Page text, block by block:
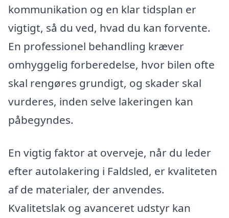
kommunikation og en klar tidsplan er
vigtigt, så du ved, hvad du kan forvente.
En professionel behandling kræver
omhyggelig forberedelse, hvor bilen ofte
skal rengøres grundigt, og skader skal
vurderes, inden selve lakeringen kan
påbegyndes.
En vigtig faktor at overveje, når du leder
efter autolakering i Faldsled, er kvaliteten
af de materialer, der anvendes.
Kvalitetslak og avanceret udstyr kan